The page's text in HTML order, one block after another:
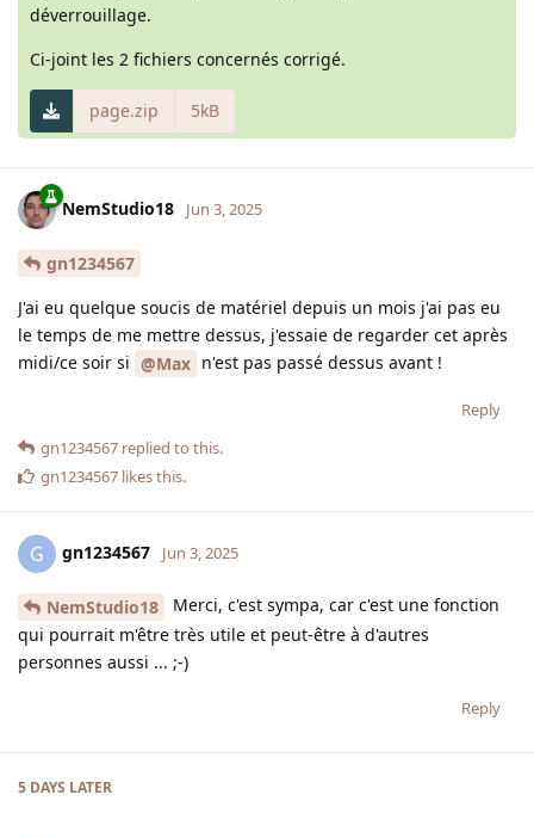
déverrouillage.
Ci-joint les 2 fichiers concernés corrigé.
page.zip 5kB
NemStudio18 Jun 3, 2025
gn1234567
J'ai eu quelque soucis de matériel depuis un mois j'ai pas eu
le temps de me mettre dessus, j'essaie de regarder cet après
midi/ce soir si @Max n'est pas passé dessus avant !
Reply
gn1234567 replied to this.
gn1234567 likes this.
G gn1234567 Jun 3, 2025
NemStudio18
Merci, c'est sympa, car c'est une fonction
qui pourrait m'être très utile et peut-être à d'autres
personnes aussi ... ;-)
Reply
5 DAYS LATER